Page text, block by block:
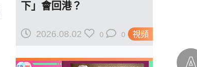
視頻
下」會回港？
2026.08.02 0 0